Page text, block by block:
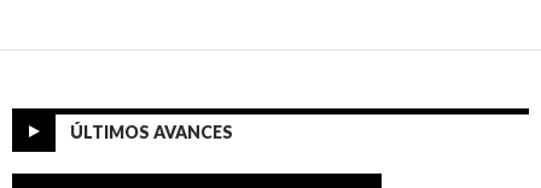
ÚLTIMOS AVANCES